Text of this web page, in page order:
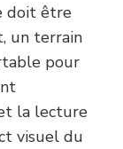
doit être
un terrain
pour
la lecture
visuel du